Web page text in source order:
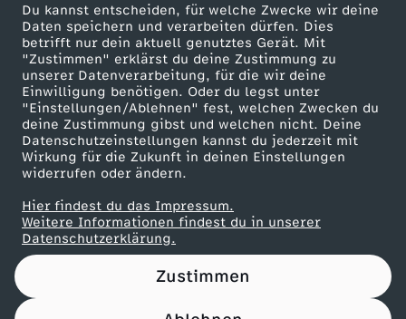
Du kannst entscheiden, für welche Zwecke wir deine
Daten speichern und verarbeiten dürfen. Dies
betrifft nur dein aktuell genutztes Gerät. Mit
"Zustimmen" erklärst du deine Zustimmung zu
unserer Datenverarbeitung, für die wir deine
Einwilligung benötigen. Oder du legst unter
"Einstellungen/Ablehnen" fest, welchen Zwecken du
deine Zustimmung gibst und welchen nicht. Deine
Datenschutzeinstellungen kannst du jederzeit mit
Wirkung für die Zukunft in deinen Einstellungen
widerrufen oder ändern.
Hier findest du das Impressum.
Weitere Informationen findest du in unserer
Datenschutzerklärung.
Zustimmen
r
t
s
i
c
h
ZDF goes Schule
Werbefernsehen
Mainzelmännchen
Partner